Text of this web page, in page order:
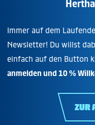
Immer auf dem
Newsletter! Du willst
einfach auf den Button
anmelden und 10 %
ZUR